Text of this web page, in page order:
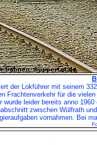
der Lokführer mit seinem
Frachtenverkehr für die
wurde leider bereits anno
zwischen Wülfrath
vornahmen. Bei